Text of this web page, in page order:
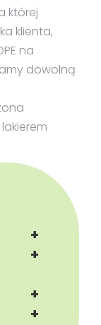
+
+
+
+
której
klienta,
na
dowolną